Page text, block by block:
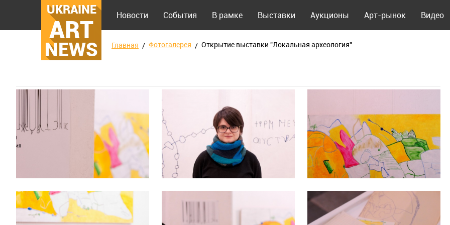
UKRAINE
ART
NEWS
Новости События В рамке Выставки Аукционы Арт-рынок Видео
Главная Фотогалерея Открытие выставки "Локальная археология"